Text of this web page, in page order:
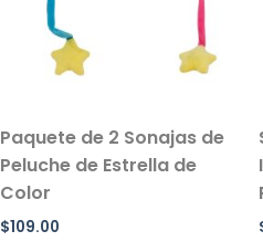
Paquete de 2 Sonajas de
Peluche de Estrella de
Color
$109.00